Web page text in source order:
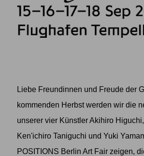
Liebe Freundinnen und Freude der
kommenden Herbst werden wir die
unserer vier Künstler Akihiro
Ken'ichiro Taniguchi und Yuki
POSITIONS Berlin Art Fair zeigen,